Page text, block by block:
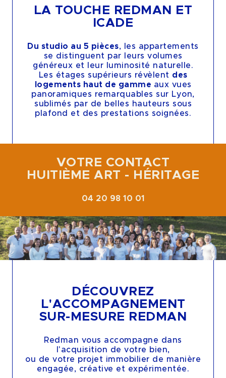
LA TOUCHE REDMAN ET
ICADE
Du studio au 5 pièces, les appartements
se distinguent par leurs volumes
généreux et leur luminosité naturelle.
Les étages supérieurs révèlent des
logements haut de gamme aux vues
panoramiques remarquables sur Lyon,
sublimés par de belles hauteurs sous
plafond et des prestations soignées.
VOTRE CONTACT
HUITIÈME ART - HÉRITAGE
04 20 98 10 01
DÉCOUVREZ
L'ACCOMPAGNEMENT
SUR-MESURE REDMAN
Redman vous accompagne dans
l'acquisition de votre bien,
ou de votre projet immobilier de manière
engagée, créative et expérimentée.